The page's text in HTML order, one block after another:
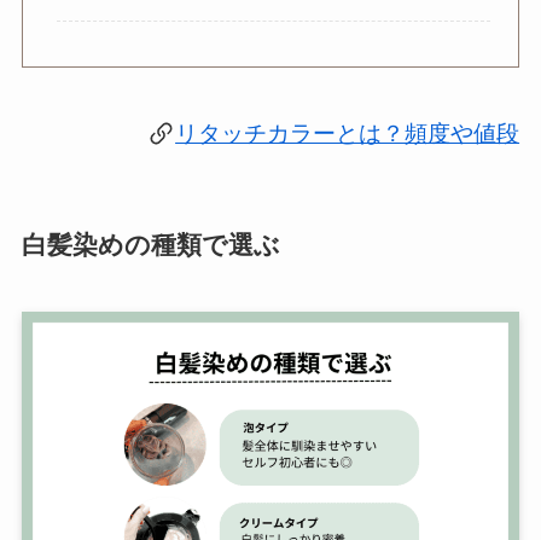
リタッチカラーとは？頻度や値段
白髪染めの種類で選ぶ